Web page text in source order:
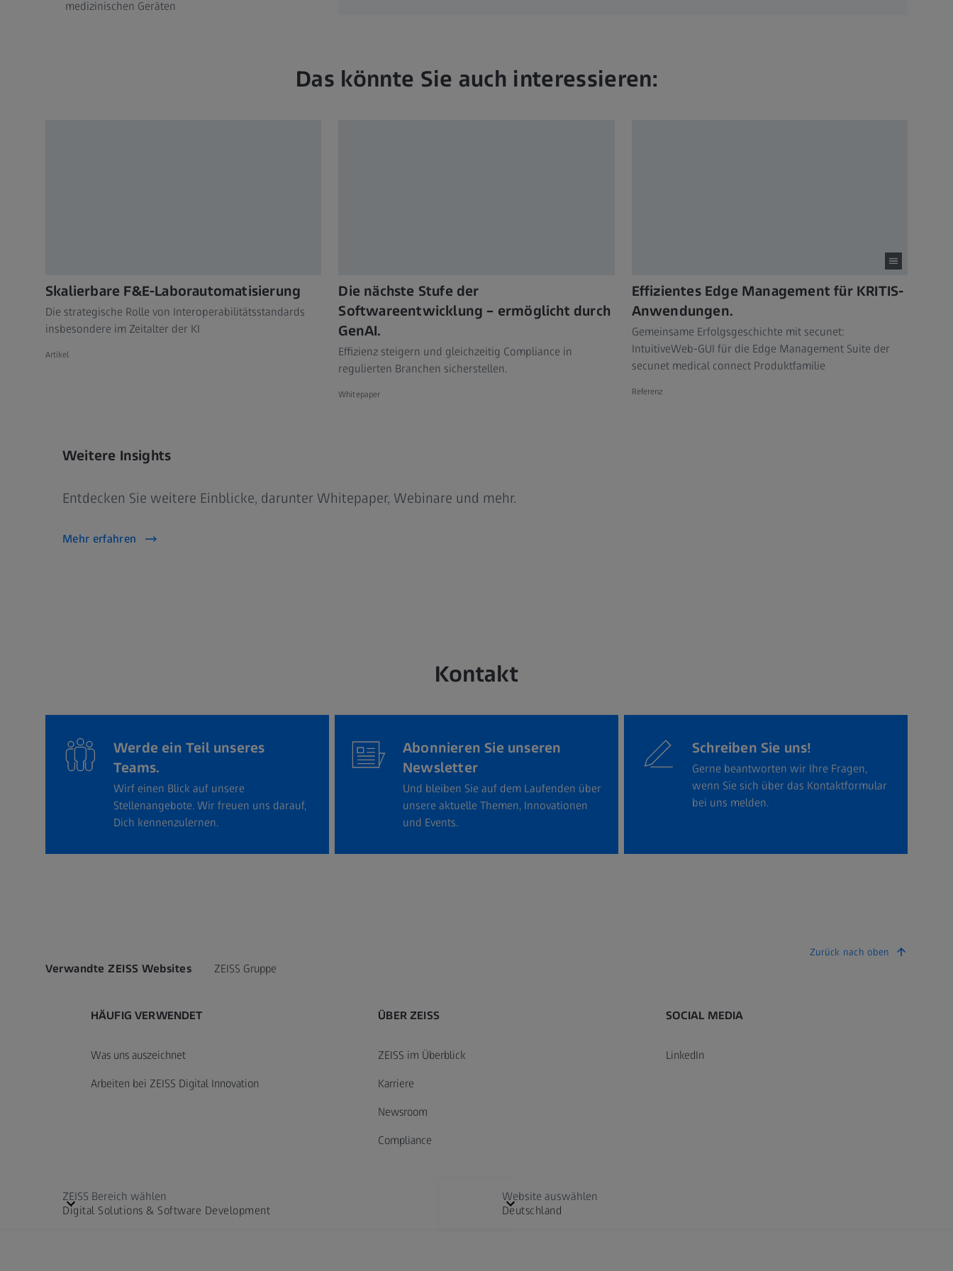
medizinischen Geräten
Das könnte Sie auch interessieren:
Skalierbare F&E-Laborautomatisierung
Die strategische Rolle von Interoperabilitätsstandards
insbesondere im Zeitalter der KI
Artikel
Die nächste Stufe der
Softwareentwicklung – ermöglicht durch
GenAI.
Effizienz steigern und gleichzeitig Compliance in
regulierten Branchen sicherstellen.
Whitepaper
Effizientes Edge Management für KRITIS-
Anwendungen.
Gemeinsame Erfolgsgeschichte mit secunet:
IntuitiveWeb-GUI für die Edge Management Suite der
secunet medical connect Produktfamilie
Referenz
Weitere Insights
Entdecken Sie weitere Einblicke, darunter Whitepaper, Webinare und mehr.
Mehr erfahren
Kontakt
Werde ein Teil unseres
Teams.
Wirf einen Blick auf unsere
Stellenangebote. Wir freuen uns darauf,
Dich kennenzulernen.
Abonnieren Sie unseren
Newsletter
Und bleiben Sie auf dem Laufenden über
unsere aktuelle Themen, Innovationen
und Events.
Schreiben Sie uns!
Gerne beantworten wir Ihre Fragen,
wenn Sie sich über das Kontaktformular
bei uns melden.
Zurück nach oben
Verwandte ZEISS Websites ZEISS Gruppe
HÄUFIG VERWENDET
Was uns auszeichnet
Arbeiten bei ZEISS Digital Innovation
ÜBER ZEISS
ZEISS im Überblick
Karriere
Newsroom
Compliance
SOCIAL MEDIA
LinkedIn
ZEISS Bereich wählen
Digital Solutions & Software Development
Website auswählen
Deutschland